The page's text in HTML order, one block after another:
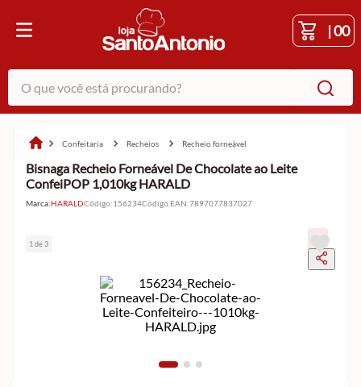
|00
O que você está procurando?
confeitaria recheios recheio forneável
Bisnaga Recheio Forneável De Chocolate ao Leite
ConfeiPOP 1,010kg HARALD
Marca:HARALDCódigo:156234Código EAN:7897077837027
1 de 3